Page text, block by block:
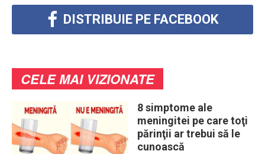
DISTRIBUIE PE FACEBOOK
CELE MAI VIZIONATE
8 simptome ale
meningitei pe care toţi
părinţii ar trebui să le
cunoască